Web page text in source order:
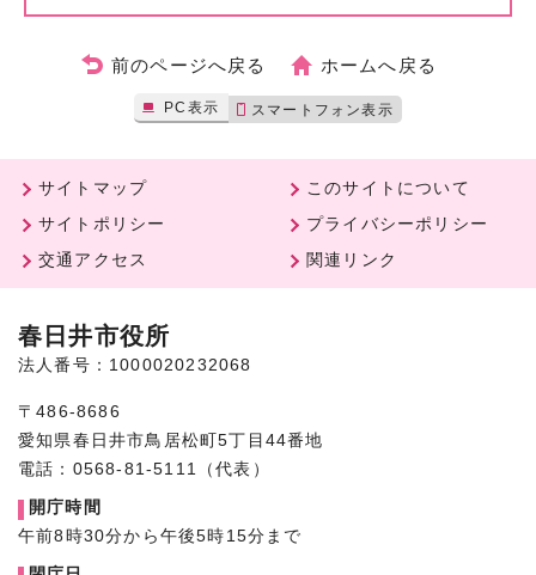
前のページへ戻る ホームへ戻る
PC表示 スマートフォン表示
サイトマップ
このサイトについて
サイトポリシー
プライバシーポリシー
交通アクセス
関連リンク
春日井市役所
法人番号：1000020232068
〒486-8686
愛知県春日井市鳥居松町5丁目44番地
電話：0568-81-5111（代表）
開庁時間
午前8時30分から午後5時15分まで